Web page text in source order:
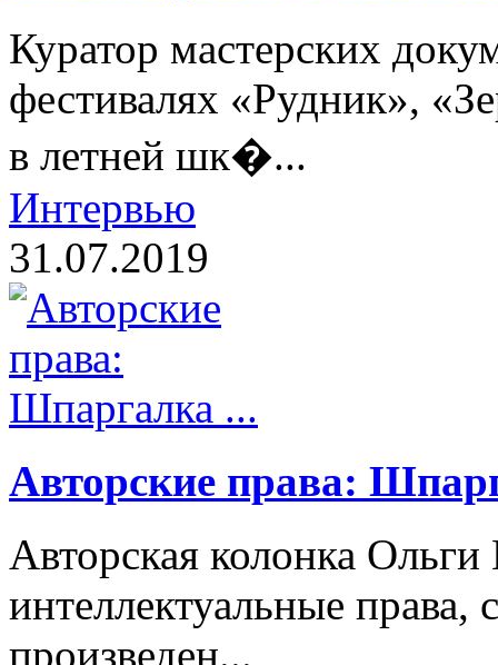
Куратор мастерских
фестивалях «Рудник»,
в летней шк�...
Интервью
31.07.2019
Авторские права:
Авторская колонка
интеллектуальные права,
произведен...